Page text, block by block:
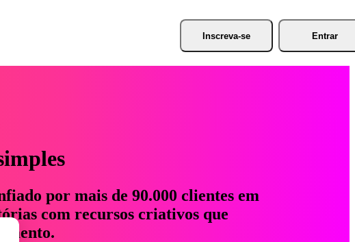
Inscreva-se Entrar
por mais de 90.000 clientes em
com recursos criativos que